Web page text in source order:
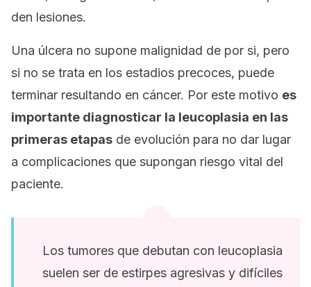
den lesiones.
Una úlcera no supone malignidad de por si, pero
si no se trata en los estadios precoces, puede
terminar resultando en cáncer. Por este motivo es
importante diagnosticar la leucoplasia en las
primeras etapas de evolución para no dar lugar
a complicaciones que supongan riesgo vital del
paciente.
Los tumores que debutan con leucoplasia
suelen ser de estirpes agresivas y difíciles